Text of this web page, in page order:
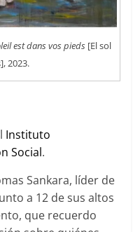
est dans vos pieds[El sol
2023.
Instituto
Social.
Sankara, líder de
a 12 de sus altos
que recuerdo